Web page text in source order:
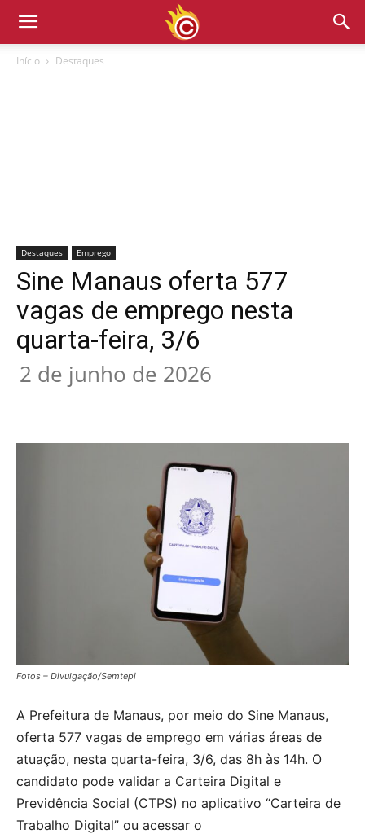
Início Destaques
Destaques Emprego
Sine Manaus oferta 577
vagas de emprego nesta
quarta-feira, 3/6
2 de junho de 2026
Fotos – Divulgação/Semtepi
A Prefeitura de Manaus, por meio do Sine Manaus,
oferta 577 vagas de emprego em várias áreas de
atuação, nesta quarta-feira, 3/6, das 8h às 14h. O
candidato pode validar a Carteira Digital e
Previdência Social (CTPS) no aplicativo “Carteira de
Trabalho Digital” ou acessar o